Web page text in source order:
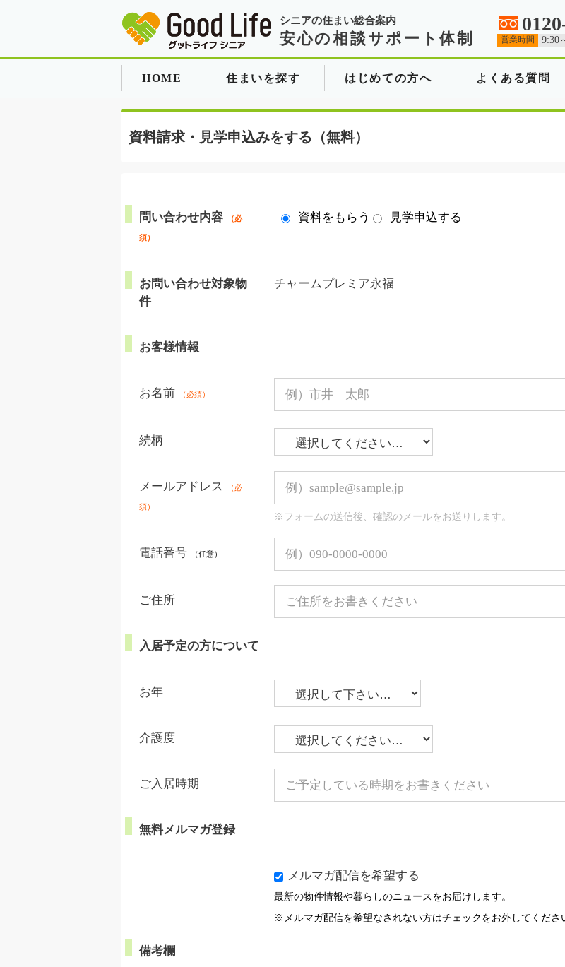
シニアの住まい総合案内
安心の相談サポート体制 営業時間 9:30
HOME 住まいを探す はじめての方へ よくある質問
資料請求・見学申込みをする（無料）
問い合わせ内容 （必
須）
資料をもらう 見学申込する
お問い合わせ対象物
件
チャームプレミア永福
お客様情報
お名前 （必須）
続柄
メールアドレス （必
須）
※フォームの送信後、確認のメールをお送りします。
電話番号 （任意）
ご住所
入居予定の方について
お年
介護度
ご入居時期
無料メルマガ登録
メルマガ配信を希望する
最新の物件情報や暮らしのニュースをお届けします。
※メルマガ配信を希望なされない方はチェックをお外してくださ
備考欄